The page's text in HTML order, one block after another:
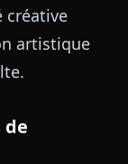
créative
artistique